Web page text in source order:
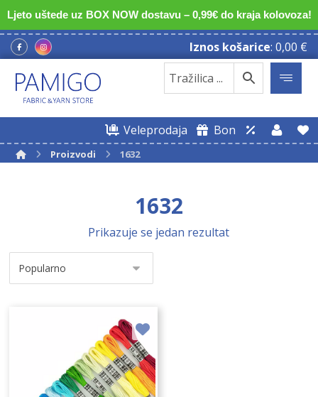
Ljeto uštede uz BOX NOW dostavu – 0,99€ do kraja kolovoza!
Iznos košarice: 0,00 €
Veleprodaja Bon
Proizvodi 1632
1632
Prikazuje se jedan rezultat